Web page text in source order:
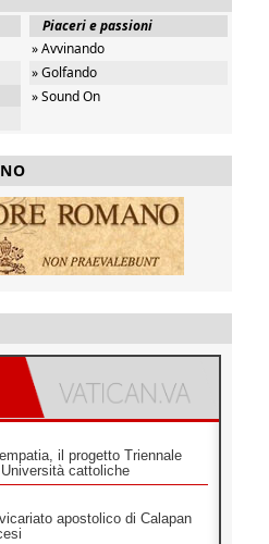
Piaceri e passioni
» Avvinando
» Golfando
» Sound On
il progetto Triennale
cattoliche
apostolico di Calapan